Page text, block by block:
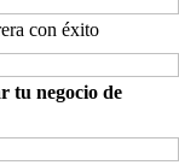
con éxito
tu negocio de